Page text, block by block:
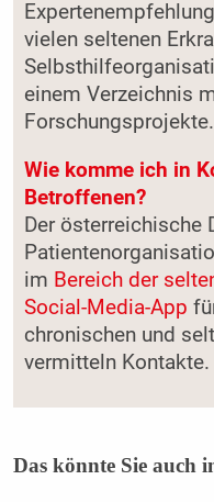
vielen seltenen
einem Verzeichnis
Forschungsprojekte.
Wie komme ich in
Betroffenen?
Der österreichische
im Bereich der
Social-Media-App
chronischen und
vermitteln Kontakte.
Das könnte Sie auch